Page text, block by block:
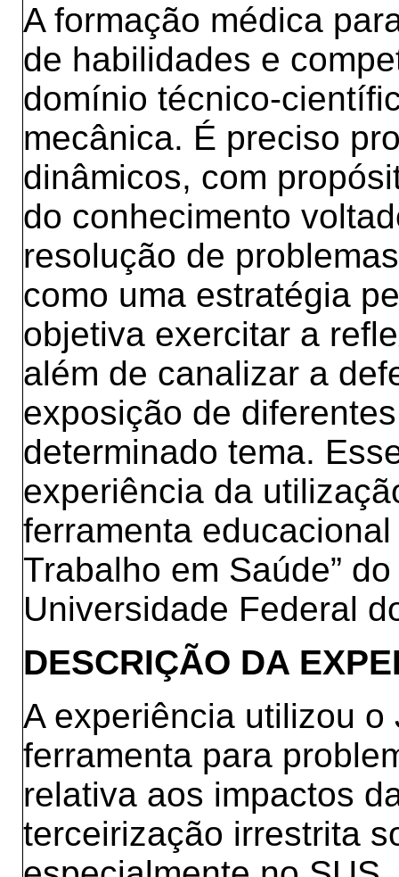
A formação médica
de habilidades e
domínio técnico-
mecânica. É preciso
dinâmicos, com
do conhecimento
resolução de
como uma estratégia
objetiva exercitar a
além de canalizar a
exposição de
determinado tema.
experiência da
ferramenta
Trabalho em Saúde”
Universidade Federal
DESCRIÇÃO DA
A experiência utilizou o
ferramenta para
relativa aos impactos
terceirização irrestrita